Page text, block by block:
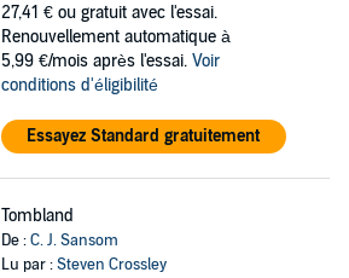
27,41 € ou gratuit avec l'essai.
Renouvellement automatique à
5,99 €/mois après l'essai. Voir
conditions d'éligibilité
Essayez Standard gratuitement
Tombland
De :C. J. Sansom
Lu par :Steven Crossley